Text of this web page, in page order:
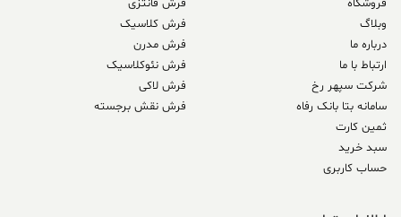
وبلاگ
درباره ما
ارتباط با ما
شرکت سپهر رخ
سامانه بتا بانک رفاه
ثمین کارت
سبد خرید
حساب کاربری
فرش کلاسیک
فرش مدرن
فرش نئوکلاسیک
فرش لاکی
فرش نقش برجسته